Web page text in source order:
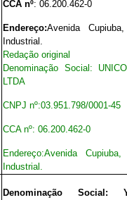
CCA nº: 06.200.462-0
Endereço:Avenida
Industrial.
Redação original
Denominação Social:
LTDA
CNPJ nº:03.951.798/0001-45
CCA nº: 06.200.462-0
Endereço:Avenida
Industrial.
Denominação Social: